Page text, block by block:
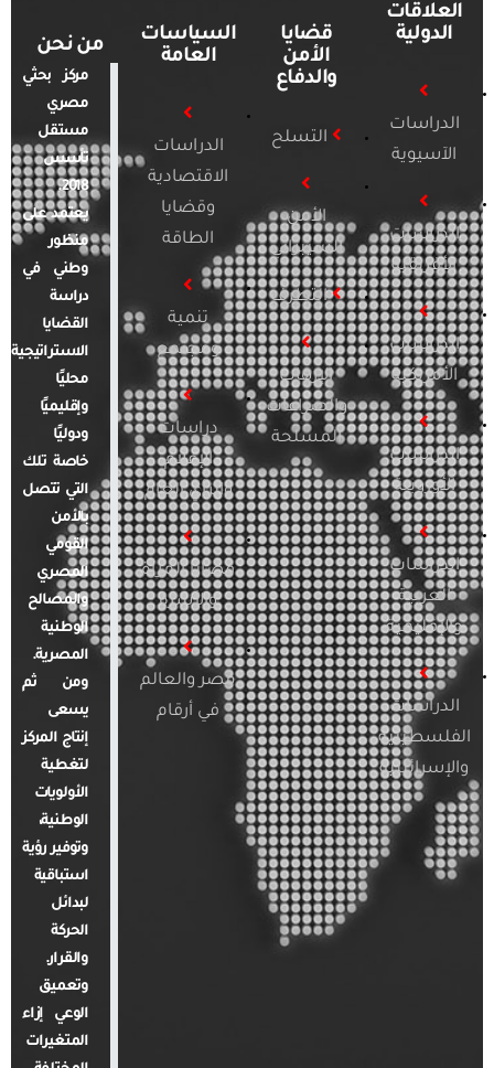
العلاقات
الدولية
الدراسات
الآسيوية
الدراسات
الأفريقية
الدراسات
الأمريكية
الدراسات
الأوروبية
الدراسات
العربية
والإقليمية
الدراسات
الفلسطينية
والإسرائيلية
قضايا
الأمن
والدفاع
التسلح
الأمن
السيبراني
التطرف
الإرهاب
والصراعات
المسلحة
السياسات
العامة
الدراسات
الاقتصادية
وقضايا
الطاقة
تنمية
ومجتمع
دراسات
الإعلام
والرأي العام
قضايا المرأة
والأسرة
مصر والعالم
في أرقام
من نحن
مركز بحثي
مصري
مستقل
تأسس
2018.
يعتمد على
منظور
وطني في
دراسة
القضايا
الاستراتيجية
محليًا
وإقليميًا
ودوليًا
خاصة تلك
التي تتصل
بالأمن
القومي
المصري
والمصالح
الوطنية
المصرية.
ومن ثم
يسعى
إنتاج المركز
لتغطية
الأولويات
الوطنية،
وتوفير رؤية
استباقية
لبدائل
الحركة
والقرار.
وتعميق
الوعي إزاء
المتغيرات